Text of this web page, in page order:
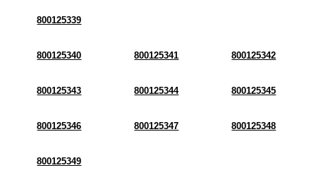
800125339
800125340 800125341 800125342
800125343 800125344 800125345
800125346 800125347 800125348
800125349